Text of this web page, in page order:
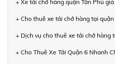
+ Xe tải chở hàng quận Tân Phú
+ Cho thuê xe tải chở hàng tại
+ Dịch vụ cho thuê xe tải chở hàng
+ Cho Thuê Xe Tải Quận 6 Nhanh